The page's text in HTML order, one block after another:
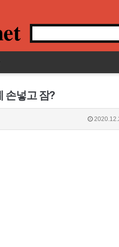
손넣고 잠?